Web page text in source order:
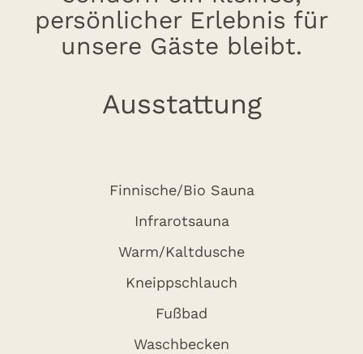
persönlicher Erlebnis für
unsere Gäste bleibt.
Ausstattung
Finnische/Bio Sauna
Infrarotsauna
Warm/Kaltdusche
Kneippschlauch
Fußbad
Waschbecken